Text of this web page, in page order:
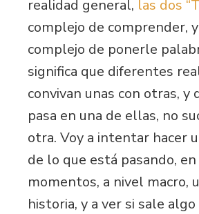
realidad general, las dos
complejo de comprender,
complejo de ponerle
significa que diferentes
convivan unas con otras, y
pasa en una de ellas, no
otra. Voy a intentar hacer
de lo que está pasando,
momentos, a nivel macro,
historia, y a ver si sale